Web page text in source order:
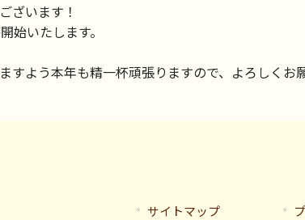
ざいます！
始いたします。
すよう本年も精一杯頑張りますので、よろしくお
サイトマップ